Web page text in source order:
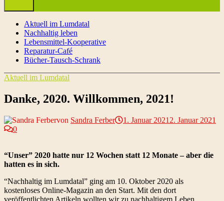
Aktuell im Lumdatal
Nachhaltig leben
Lebensmittel-Kooperative
Reparatur-Café
Bücher-Tausch-Schrank
Aktuell im Lumdatal
Danke, 2020. Willkommen, 2021!
von Sandra Ferber 1. Januar 2021 2. Januar 2021
0
“Unser” 2020 hatte nur 12 Wochen statt 12 Monate – aber die
hatten es in sich.
“Nachhaltig im Lumdatal” ging am 10. Oktober 2020 als
kostenloses Online-Magazin an den Start. Mit den dort
veröffentlichten Artikeln wollten wir zu nachhaltigem Leben